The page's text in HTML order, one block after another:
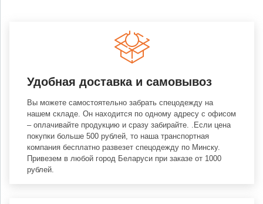
Удобная доставка и самовывоз
Вы можете самостоятельно забрать спецодежду на
нашем складе. Он находится по одному адресу с офисом
– оплачивайте продукцию и сразу забирайте. .Если цена
покупки больше 500 рублей, то наша транспортная
компания бесплатно развезет спецодежду по Минску.
Привезем в любой город Беларуси при заказе от 1000
рублей.